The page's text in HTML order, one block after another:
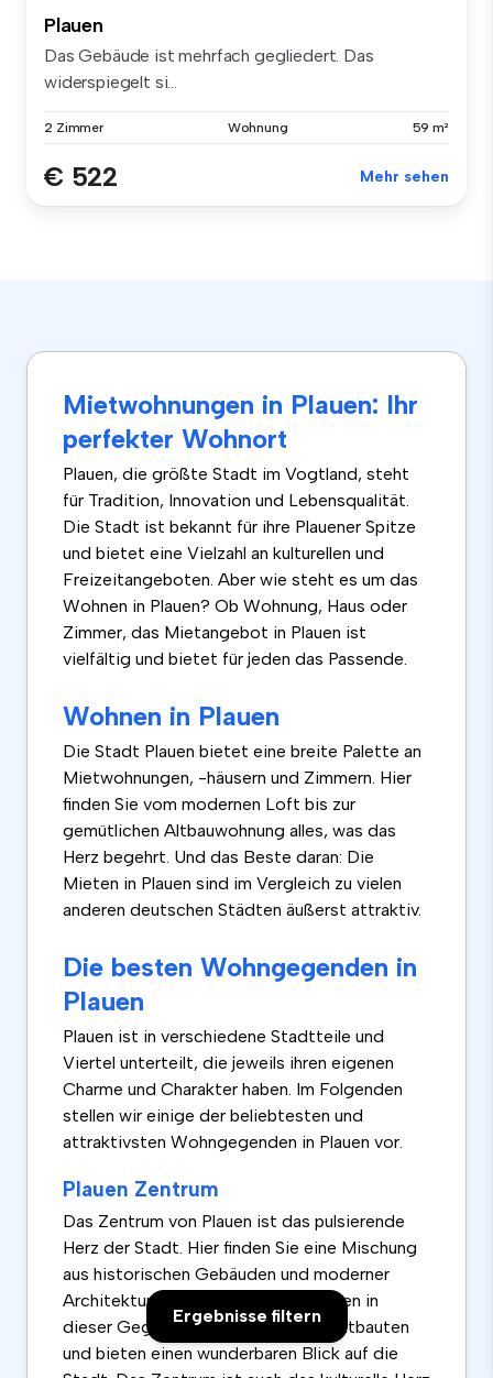
Ergebnisse filtern
Plauen
Das Gebäude ist mehrfach gegliedert. Das
widerspiegelt si...
2 Zimmer Wohnung 59 m²
€ 522 Mehr sehen
Mietwohnungen in Plauen: Ihr
perfekter Wohnort
Plauen, die größte Stadt im Vogtland, steht
für Tradition, Innovation und Lebensqualität.
Die Stadt ist bekannt für ihre Plauener Spitze
und bietet eine Vielzahl an kulturellen und
Freizeitangeboten. Aber wie steht es um das
Wohnen in Plauen? Ob Wohnung, Haus oder
Zimmer, das Mietangebot in Plauen ist
vielfältig und bietet für jeden das Passende.
Wohnen in Plauen
Die Stadt Plauen bietet eine breite Palette an
Mietwohnungen, -häusern und Zimmern. Hier
finden Sie vom modernen Loft bis zur
gemütlichen Altbauwohnung alles, was das
Herz begehrt. Und das Beste daran: Die
Mieten in Plauen sind im Vergleich zu vielen
anderen deutschen Städten äußerst attraktiv.
Die besten Wohngegenden in
Plauen
Plauen ist in verschiedene Stadtteile und
Viertel unterteilt, die jeweils ihren eigenen
Charme und Charakter haben. Im Folgenden
stellen wir einige der beliebtesten und
attraktivsten Wohngegenden in Plauen vor.
Plauen Zentrum
Das Zentrum von Plauen ist das pulsierende
Herz der Stadt. Hier finden Sie eine Mischung
aus historischen Gebäuden und moderner
Architektur. Viele der Mietwohnungen in
dieser Gegend liegen in sanierten Altbauten
und bieten einen wunderbaren Blick auf die